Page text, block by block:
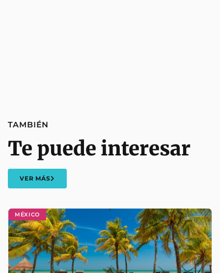
MÉXICO
TAMBIÉN
Te puede interesar
VER MÁS